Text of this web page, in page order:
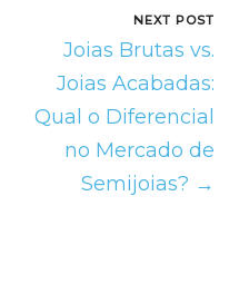
NEXT POST
Joias Brutas vs.
Joias Acabadas:
Qual o Diferencial
no Mercado de
Semijoias? →